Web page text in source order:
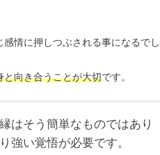
情に押しつぶされる事になるでし
と向き合うことが大切です。
はそう簡単なものではあり
強い覚悟が必要です。